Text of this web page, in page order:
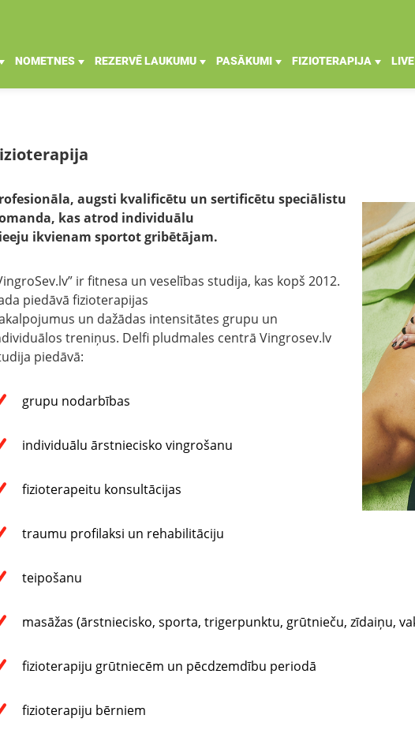
NOMETNES REZERVĒ LAUKUMU PASĀKUMI FIZIOTERAPIJA LIVE
augsti kvalificētu un sertificētu speciālistu
kas atrod individuālu
ikvienam sportot gribētājam.
ir fitnesa un veselības studija, kas kopš 2012.
piedāvā fizioterapijas
un dažādas intensitātes grupu un
treniņus. Delfi pludmales centrā Vingrosev.lv
piedāvā:
grupu nodarbības
individuālu ārstniecisko vingrošanu
fizioterapeitu konsultācijas
traumu profilaksi un rehabilitāciju
teipošanu
masāžas (ārstniecisko, sporta, trigerpunktu, grūtnieču, zīdaiņu,
fizioterapiju grūtniecēm un pēcdzemdību periodā
fizioterapiju bērniem